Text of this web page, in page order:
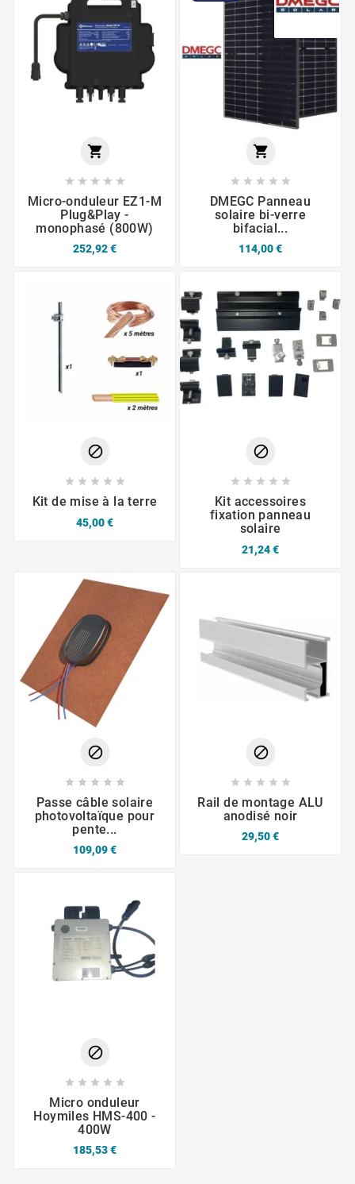

    
Micro-onduleur EZ1-M
Plug&Play -
monophasé (800W)
252,92 €

    
DMEGC Panneau
solaire bi-verre
bifacial...
114,00 €

    
Kit de mise à la terre
45,00 €

    
Kit accessoires
fixation panneau
solaire
21,24 €

    
Passe câble solaire
photovoltaïque pour
pente...
109,09 €

    
Rail de montage ALU
anodisé noir
29,50 €

    
Micro onduleur
Hoymiles HMS-400 -
400W
185,53 €